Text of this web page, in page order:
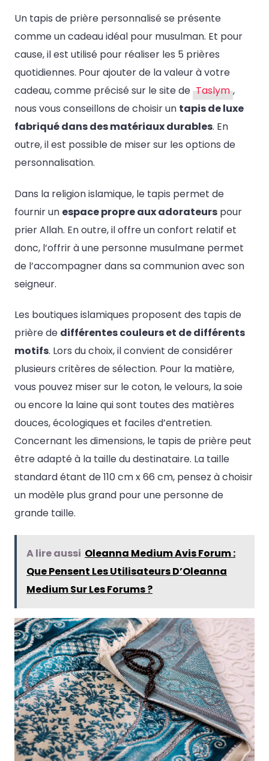
Un tapis de prière personnalisé se présente
comme un cadeau idéal pour musulman. Et pour
cause, il est utilisé pour réaliser les 5 prières
quotidiennes. Pour ajouter de la valeur à votre
cadeau, comme précisé sur le site de Taslym ,
nous vous conseillons de choisir un tapis de luxe
fabriqué dans des matériaux durables. En
outre, il est possible de miser sur les options de
personnalisation.
Dans la religion islamique, le tapis permet de
fournir un espace propre aux adorateurs pour
prier Allah. En outre, il offre un confort relatif et
donc, l’offrir à une personne musulmane permet
de l’accompagner dans sa communion avec son
seigneur.
Les boutiques islamiques proposent des tapis de
prière de différentes couleurs et de différents
motifs. Lors du choix, il convient de considérer
plusieurs critères de sélection. Pour la matière,
vous pouvez miser sur le coton, le velours, la soie
ou encore la laine qui sont toutes des matières
douces, écologiques et faciles d’entretien.
Concernant les dimensions, le tapis de prière peut
être adapté à la taille du destinataire. La taille
standard étant de 110 cm x 66 cm, pensez à choisir
un modèle plus grand pour une personne de
grande taille.
A lire aussi Oleanna Medium Avis Forum :
Que Pensent Les Utilisateurs D’Oleanna
Medium Sur Les Forums ?